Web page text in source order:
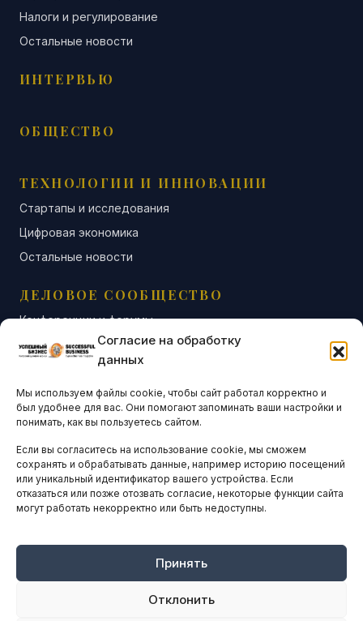
Согласие на обработку
данных
Мы используем файлы cookie, чтобы сайт работал корректно и
был удобнее для вас. Они помогают запоминать ваши настройки и
понимать, как вы пользуетесь сайтом.
Если вы согласитесь на использование cookie, мы сможем
сохранять и обрабатывать данные, например историю посещений
или уникальный идентификатор вашего устройства. Если
отказаться или позже отозвать согласие, некоторые функции сайта
могут работать некорректно или быть недоступны.
Принять
Отклонить
Налоги и регулирование
Остальные новости
ИНТЕРВЬЮ
ОБЩЕСТВО
ТЕХНОЛОГИИ И ИННОВАЦИИ
Стартапы и исследования
Цифровая экономика
Остальные новости
ДЕЛОВОЕ СООБЩЕСТВО
Конференции и форумы
Бизнес-клубы и ассоциации
Остальные новости
АНАЛИТИКА И СТАТИСТИКА
ARTICLES IN ENGLISH
НАВИГАЦИЯ
Оплата онлайн